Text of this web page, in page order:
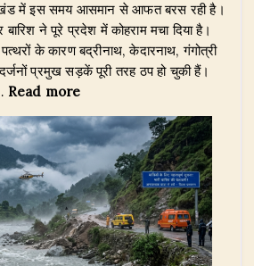
में इस समय आसमान से आफत बरस रही है।
बारिश ने पूरे प्रदेश में कोहराम मचा दिया है।
के कारण बद्रीनाथ, केदारनाथ, गंगोत्री
प्रमुख सड़कें पूरी तरह ठप हो चुकी हैं।
Read more:
कुदरत
का
कहर:
लैंडस्लाइड
से
सड़कें